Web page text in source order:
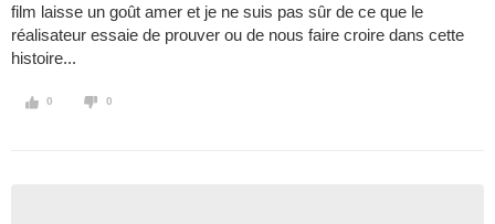
film laisse un goût amer et je ne suis pas sûr de ce que le
réalisateur essaie de prouver ou de nous faire croire dans cette
histoire...
0 0